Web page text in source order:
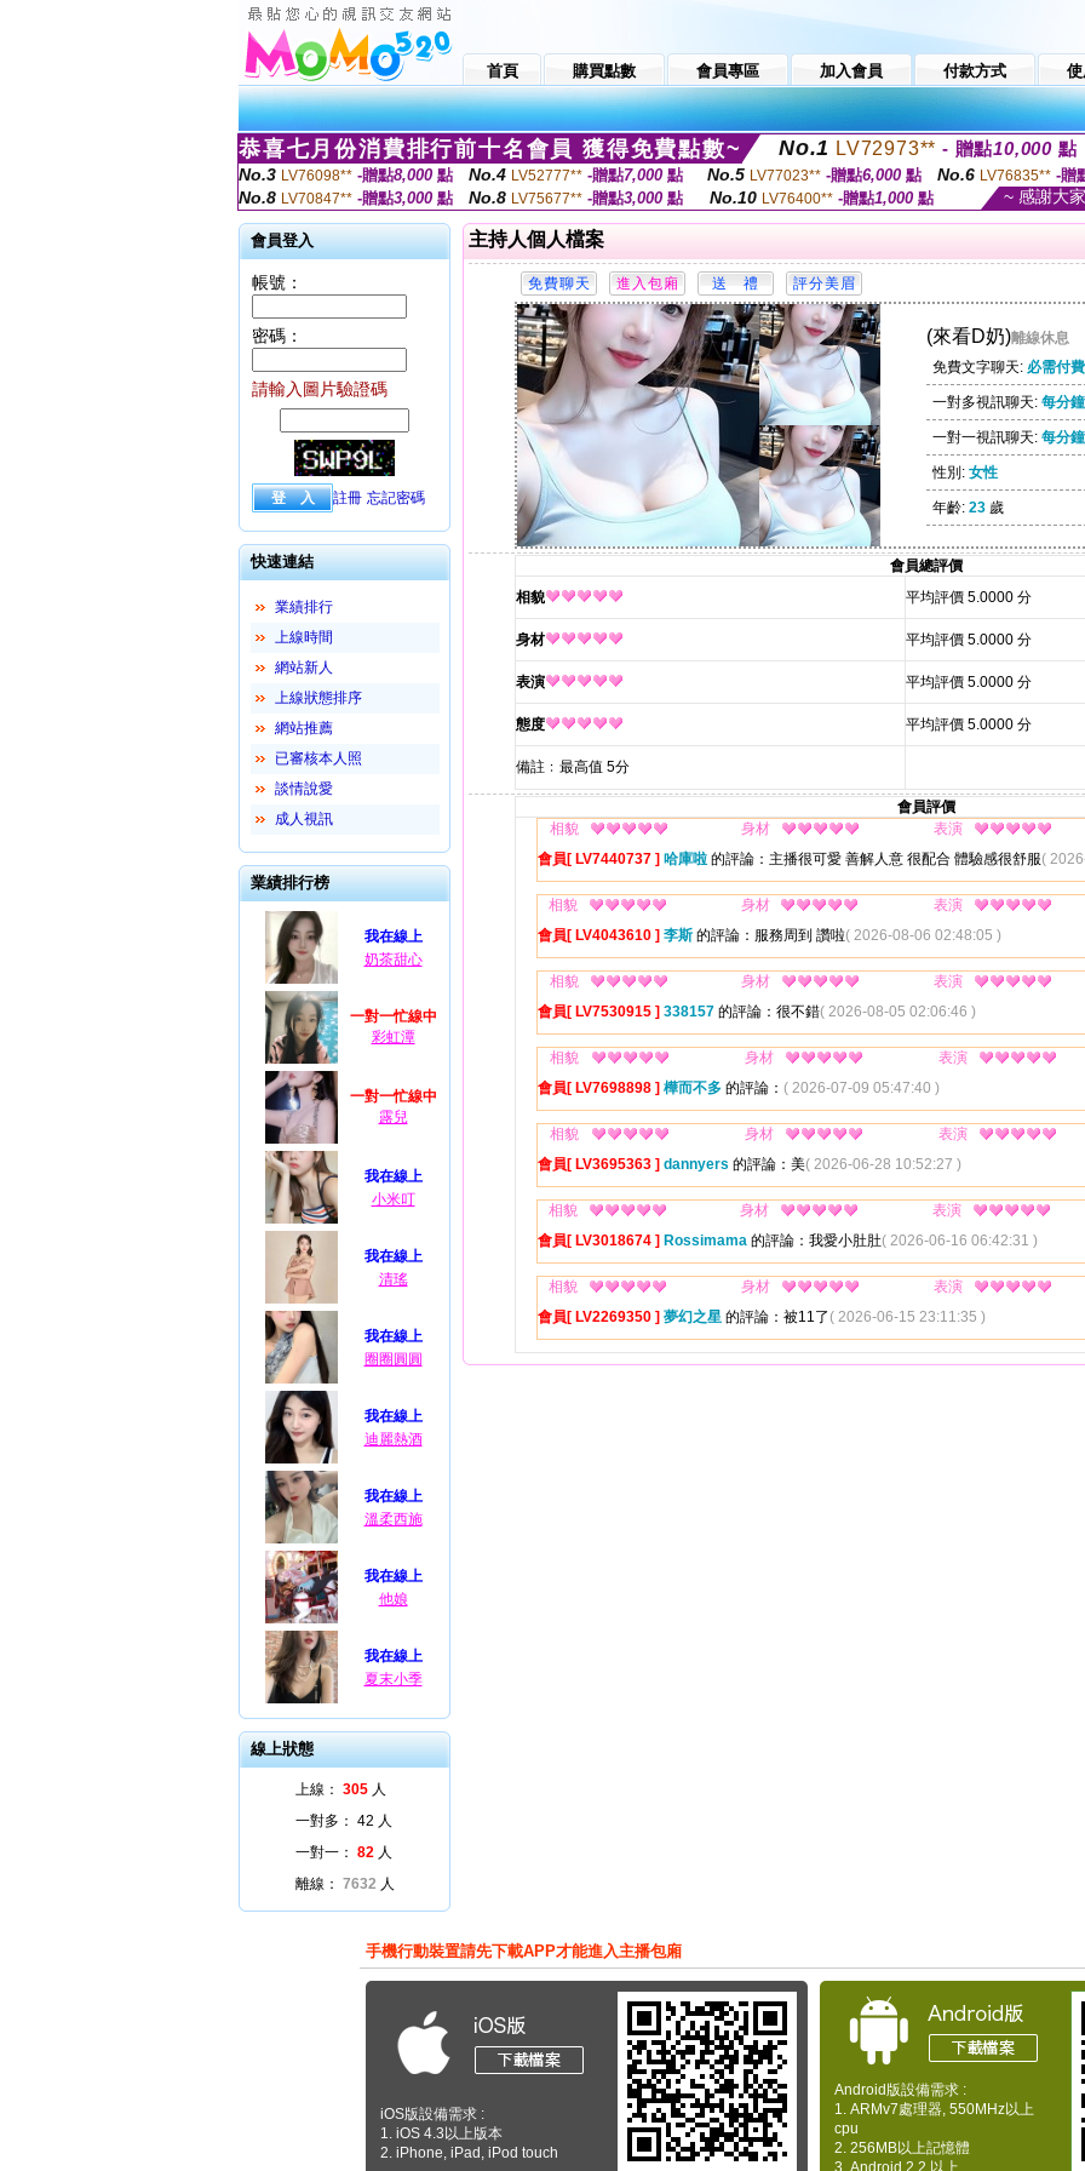
首頁 購買點數 會員專區 加入會員 付款方式 使
恭喜七月份消費排行前十名會員 獲得免費點數~ No.1 LV72973** - 贈點10,000 點
No.3 LV76098** -贈點8,000 點 No.4 LV52777** -贈點7,000 點 No.5 LV77023** -贈點6,000點 No.6 LV76835** -贈
No.8 LV70847** -贈點3,000 點 No.8 LV75677** -贈點3,000 點 No.10 LV76400** -贈點1,000點 ~ 感謝大
會員登入
帳號：
密碼：
請輸入圖片驗證碼
註冊 忘記密碼
快速連結
業績排行
上線時間
網站新人
上線狀態排序
網站推薦
已審核本人照
談情說愛
成人視訊
業績排行榜
我在線上
奶茶甜心
一對一忙線中
彩虹潭
一對一忙線中
露兒
我在線上
小米叮
我在線上
清瑤
我在線上
圈圈圓圓
我在線上
迪麗熱酒
我在線上
溫柔西施
我在線上
他娘
我在線上
夏末小季
線上狀態
上線： 305 人
一對多： 42 人
一對一： 82 人
離線： 7632 人
主持人個人檔案
(來看D奶)離線休息
免費文字聊天: 必需付
一對多視訊聊天: 每分
一對一視訊聊天: 每分
性別: 女性
年齡: 23歲
會員總評價
相貌
平均評價 5.0000 分
身材 平均評價 5.0000 分
表演 平均評價 5.0000 分
態度 平均評價 5.0000 分
備註﹕最高值 5分
會員評價
相貌
身材 表演
會員[ LV7440737 ] 哈庫啦 的評論：主播很可愛 善解人意 很配合 體驗感很舒服(
相貌 身材 表演
會員[ LV4043610 ] 李斯 的評論：服務周到 讚啦( 2026-08-06 02:48:05 )
相貌 身材 表演
會員[ LV7530915 ] 338157 的評論：很不錯( 2026-08-05 02:06:46 )
相貌 身材 表演
會員[ LV7698898 ] 樺而不多 的評論： ( 2026-07-09 05:47:40 )
相貌 身材 表演
會員[ LV3695363 ] dannyers 的評論：美( 2026-06-28 10:52:27 )
相貌 身材 表演
會員[ LV3018674 ] Rossimama 的評論：我愛小肚肚( 2026-06-16 06:42:31 )
相貌 身材 表演
會員[ LV2269350 ] 夢幻之星 的評論：被11了( 2026-06-15 23:11:35 )
手機行動裝置請先下載APP才能進入主播包廂
iOS版設備需求 :
1. iOS 4.3以上版本
2. iPhone, iPad, iPod touch
Android版設備需求 :
1. ARMv7處理器, 550MHz以上
cpu
2. 256MB以上記憶體
3. Android 2.2 以上